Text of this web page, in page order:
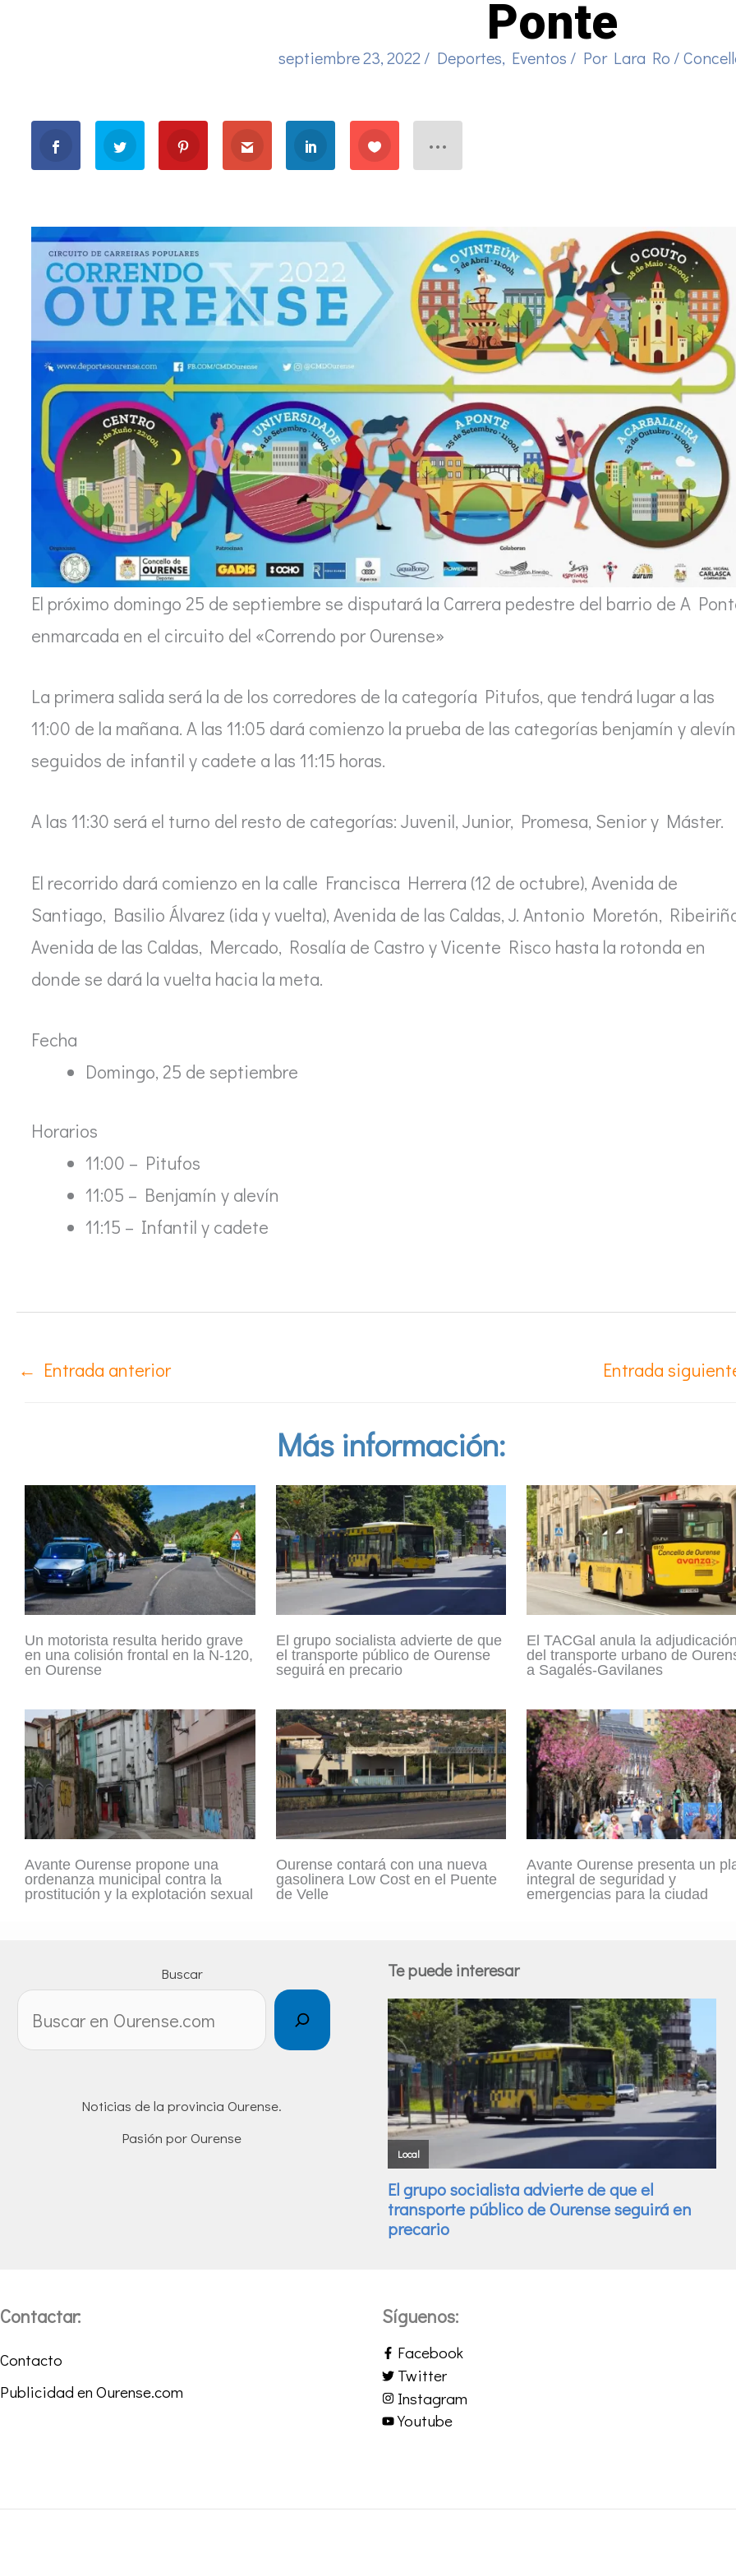
Ponte
septiembre 23, 2022/ Deportes, Eventos / Por Lara Ro /
El próximo domingo 25 de septiembre se disputará la Carrera pedestre del barrio de A
enmarcada en el circuito del «Correndo por Ourense»
La primera salida será la de los corredores de la categoría Pitufos, que tendrá lugar a las
11:00 de la mañana. A las 11:05 dará comienzo la prueba de las categorías benjamín y
seguidos de infantil y cadete a las 11:15 horas.
A las 11:30 será el turno del resto de categorías: Juvenil, Junior, Promesa, Senior y Máster.
El recorrido dará comienzo en la calle Francisca Herrera (12 de octubre), Avenida de
Santiago, Basilio Álvarez (ida y vuelta), Avenida de las Caldas, J. Antonio Moretón,
Avenida de las Caldas, Mercado, Rosalía de Castro y Vicente Risco hasta la rotonda en
donde se dará la vuelta hacia la meta.
Fecha
Domingo, 25 de septiembre
Horarios
11:00 – Pitufos
11:05 – Benjamín y alevín
11:15 – Infantil y cadete
← Entrada anterior Entrada
Más información:
Un motorista resulta herido grave
en una colisión frontal en la N-120,
en Ourense
El grupo socialista advierte de que
el transporte público de Ourense
seguirá en precario
El TACGal anula la
del transporte urbano de
a Sagalés-Gavilanes
Avante Ourense propone una
ordenanza municipal contra la
prostitución y la explotación sexual
Ourense contará con una nueva
gasolinera Low Cost en el Puente
de Velle
Avante Ourense presenta un
integral de seguridad y
emergencias para la ciudad
Buscar
Noticias de la provincia Ourense.
Pasión por Ourense
Te puede interesar
Contactar:
Contacto
Publicidad en Ourense.com
Síguenos:
Facebook
Twitter
Instagram
Youtube